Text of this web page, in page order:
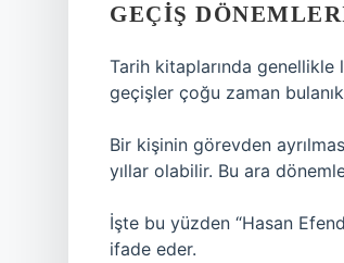
GEÇIŞ
Tarih kitaplarında genellikle
geçişler çoğu zaman
Bir kişinin görevden
yıllar olabilir. Bu ara
İşte bu yüzden “Hasan
ifade eder.